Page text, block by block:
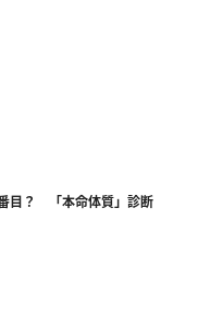
目？ 「本命体質」診断